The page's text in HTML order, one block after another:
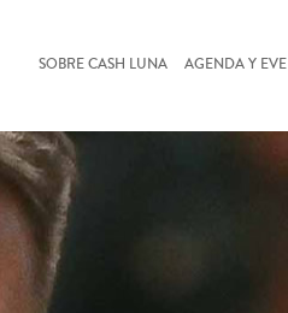
SOBRE CASH LUNA AGENDA Y